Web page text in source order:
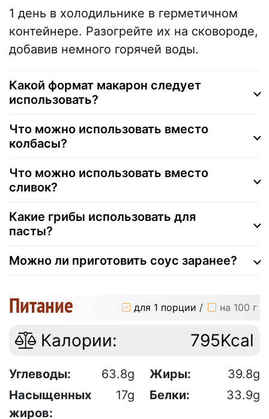
1 день в холодильнике в герметичном
контейнере. Разогрейте их на сковороде,
добавив немного горячей воды.
Какой формат макарон следует
использовать?
Что можно использовать вместо
колбасы?
Что можно использовать вместо
сливок?
Какие грибы использовать для
пасты?
Можно ли приготовить соус заранее?
Питание для 1 порции / на 100 г
Калории: 795Kcal
Углеводы: 63.8g Жиры:
39.8g
Насыщенных
жиров:
17g Белки: 33.9g